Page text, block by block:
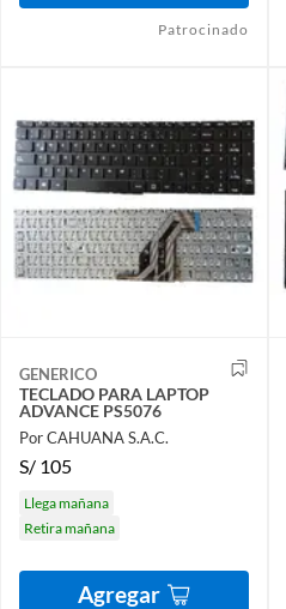
Patrocinado
GENERICO
TECLADO PARA LAPTOP
ADVANCE PS5076
Por CAHUANA S.A.C.
S/ 105
Llega mañana
Retira mañana
Agregar